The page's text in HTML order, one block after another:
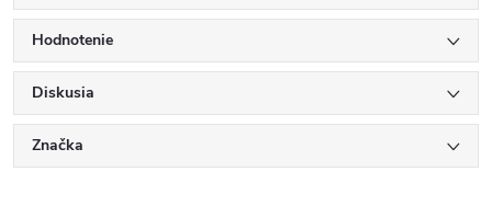
Hodnotenie
Diskusia
Značka